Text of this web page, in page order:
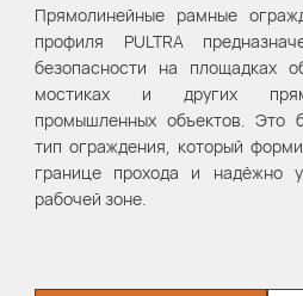
Прямолинейные рамные
профиля PULTRA
безопасности на площадках
мостиках и других
промышленных объектов. Это
тип ограждения, который
границе прохода и надёжно
рабочей зоне.